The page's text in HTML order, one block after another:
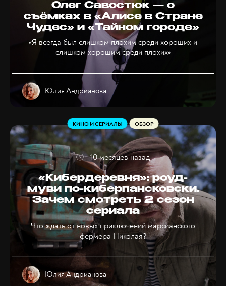
Олег Савостюк — о
съёмках в «Алисе в Стране
Чудес» и «Тайном городе»
«Я всегда был слишком плохим среди хороших и
слишком хорошим среди плохих»
Юлия Андрианова
«Кибердеревня»: роуд-
муви по-киберпансковски.
Зачем смотреть 2 сезон
сериала
Что ждать от новых приключений марсианского
фермера Николая?
КИНО И СЕРИАЛЫ ОБЗОР
Юлия Андрианова
10 месяцев назад